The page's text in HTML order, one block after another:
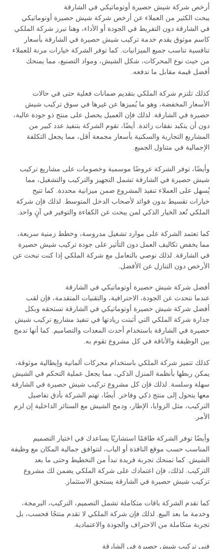
أرخص شركة شيش حصيرة أوتوماتيكي في الشارقة
يبحث الكثير من العملاء عن أرخص شركة شيش حصيرة أوتوماتيكي
في الشارقة دون التفريط في الجودة أو الأداء، وهنا تبرز شركة الملكي
كاسم موثوق يقدم خدمة تركيب شيش حصيرة في الشارقة بأسعار
تنافسية تناسب جميع الميزانيات. كما توفر الشركة خيارات مرنة للعملاء
من حيث نوع المحركات، شكل الشيش، ومواد التصنيع، مما يمنحك
أفضل قيمة مقابل ما تدفعه.
كذلك تلتزم شركة الملكي بتقديم ضمانات فعلية حتى في حالات
الأسعار المخفضة، وهو ما يُميزها عن غيرها في سوق تركيب شيش
حصيرة في الشارقة. لذلك فإن العميل يحصل على منتج ذو جودة عالية،
دون أن يتكبد نفقات زائدة. أيضًا، تقوم الشركة بتنفيذ عدد كبير من
المشاريع التجارية والسكنية بأسعار مجمعة أقل، مما يجعل التكلفة
الإجمالية في متناول الجميع.
وأيضًا، توفر الشركة عروضًا موسمية وخصومات على مشاريع تركيب
شيش حصيرة في الشارقة تشمل التجهيز والتركيب والتشغيل، مما
يُسهل على العملاء تنفيذ المشروع ضمن ميزانية محددة. كما تتيح
خيارات تقسيط بدون فوائد لأصحاب الدخل المتوسط. لذلك فإن شركة
الملكي تُعد الخيار الذكي لمن يبحث عن الكفاءة والتوفير في آنٍ واحد.
كما تعتمد الشركة على موارد تشغيل مدروسة، وخطط زمنية سريعة،
مما يخفض تكاليف العمل دون التأثير على جودة تركيب شيش حصيرة
في الشارقة. لذلك نوصي بالتعامل مع شركة الملكي إذا كنت تبحث عن
الأرخص دون التنازل عن الأفضل.
أفضل شركة شيش حصيرة أوتوماتيكي في الشارقة
عندما نتحدث عن الجودة، الاحترافية، والتقنيات المتقدمة، فإن لقب
أفضل شركة شيش حصيرة أوتوماتيكي في الشارقة تستحقه وبكل
جدارة شركة الملكي التي أثبتت ريادتها في تنفيذ مشاريع تركيب شيش
حصيرة في الشارقة باستخدام أحدث المعدات والتصاميم. كما أنها تدمج
بين الوظيفة والأناقة في كل مشروع تقوم به.
كذلك تتميز شركة الملكي باستخدام محركات ألمانية وإيطالية موثوقة،
يمكن ربطها بأنظمة المنزل الذكي، مما يجعل عملية التحكم في الشيش
سهلة وسلسة. لذلك فإن كل مشروع تركيب شيش حصيرة في الشارقة
معها يتحول إلى منتج ذكي وفاخر. أيضًا، تهتم الشركة بأدق تفاصيل
التركيب، مثل الزوايا، الإطار، ودمج الشيش مع الستائر الداخلية إن لزم
الأمر.
وأيضًا توفر الشركة طاقمًا استشاريًا يساعدك في اختيار التصميم
المناسب حسب موقع النافذة أو الباب، لتتوافق جمالية المكان مع وظيفة
الشيش. كما تمنحك تجربة فريدة تبدأ من التخطيط وحتى ما بعد
التركيب. لذلك، فإن اعتمادك على شركة الملكي يضمن لك مشروع
تركيب شيش حصيرة في الشارقة يستحق الاستثمار.
كما تقدم الشركة باقات متكاملة تشمل التصميم، التركيب، البرمجة،
وخدمة ما بعد البيع. لذلك فإن شركة الملكي لا تقدم منتجًا فحسب، بل
تجربة متكاملة من الاحتراف والجودة والاعتمادية.
فني تركيب شيش حصيرة في الشارقة